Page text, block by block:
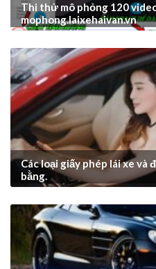
Thi thử mô phỏng 120
mophong.laixehaivan.vn
Các loại giấy phép lái xe
bằng.